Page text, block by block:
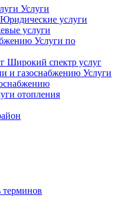
Услуги
Юридические услуги
услуги
Услуги по
Широкий спектр услуг
и газоснабжению Услуги
отопления
терминов